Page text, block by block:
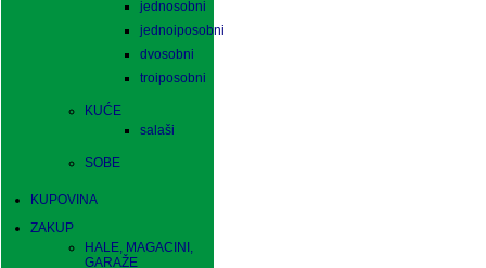
jednosobni
jednoiposobni
dvosobni
troiposobni
KUĆE
salaši
SOBE
KUPOVINA
ZAKUP
HALE, MAGACINI,
GARAŽE